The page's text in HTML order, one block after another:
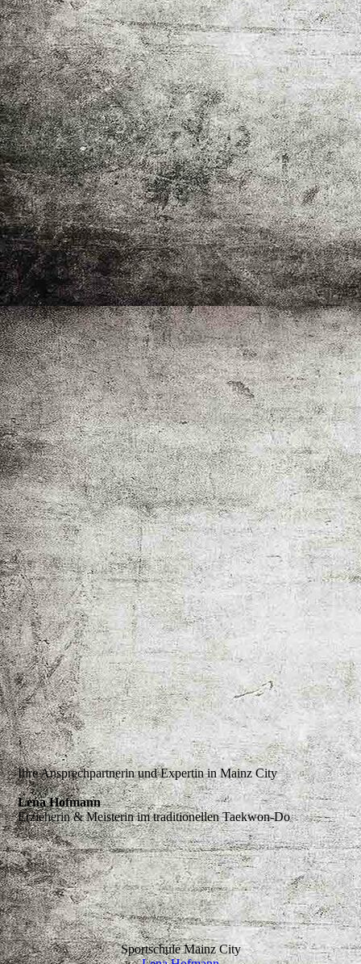
Ihre Ansprechpartnerin und Expertin in Mainz City
Lena Hofmann
Erzieherin & Meisterin im traditionellen Taekwon-Do
Sportschule Mainz City